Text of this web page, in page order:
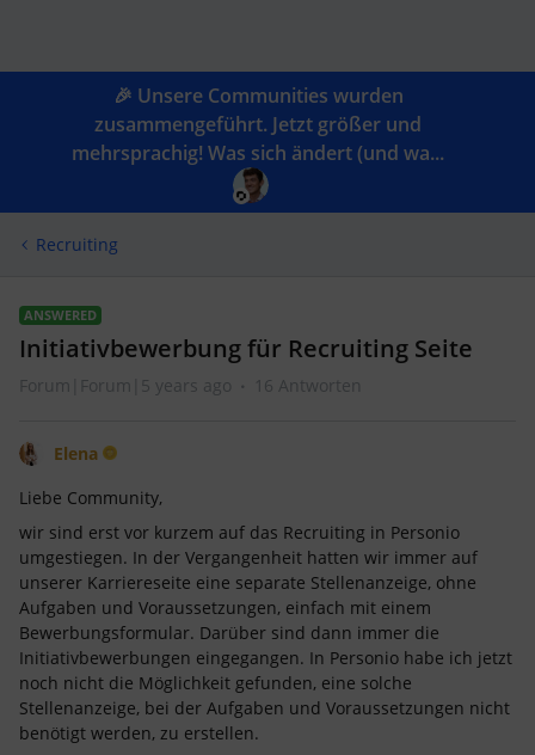
🎉 Unsere Communities wurden
zusammengeführt. Jetzt größer und
mehrsprachig! Was sich ändert (und wa...
Recruiting
ANSWERED
Initiativbewerbung für Recruiting Seite
Forum|Forum|5 years ago 16 Antworten
Elena
Liebe Community,
wir sind erst vor kurzem auf das Recruiting in Personio
umgestiegen. In der Vergangenheit hatten wir immer auf
unserer Karriereseite eine separate Stellenanzeige, ohne
Aufgaben und Voraussetzungen, einfach mit einem
Bewerbungsformular. Darüber sind dann immer die
Initiativbewerbungen eingegangen. In Personio habe ich jetzt
noch nicht die Möglichkeit gefunden, eine solche
Stellenanzeige, bei der Aufgaben und Voraussetzungen nicht
benötigt werden, zu erstellen.